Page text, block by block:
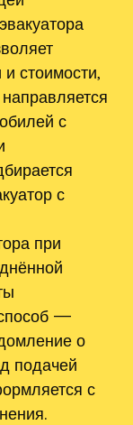
стоимости,
с
с
при
—
о
подачей
с